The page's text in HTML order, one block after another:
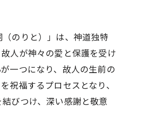
のりと）」は、神道独特
人が神々の愛と保護を受け
一つになり、故人の生前の
祝福するプロセスとなり、
びつけ、深い感謝と敬意